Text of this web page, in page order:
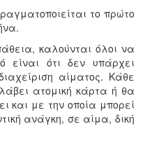
το πρώτο
καλούνται όλοι να
είναι ότι δεν υπάρχει
αίματος. Κάθε
ατομική κάρτα ή θα
και με την οποία μπορεί
ανάγκη, σε αίμα, δική